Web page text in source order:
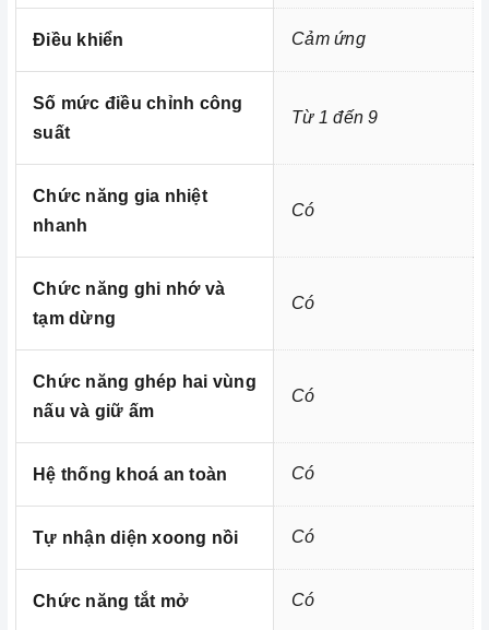
- Chức năng tự động tắt khi không sử dụng
- Chức năng cảnh báo đang nấu nồi không
- Chức năng cảnh báo nồi không phù hợp
=> Xem thêm: Một số tiện ích thông minh của bếp điện
hiện nay
Homebest Care
Trung tâm bảo trì - sửa chữa thiết bị nhà bếp
cao cấp tại Miền Nam
Điều khiển Cảm ứng
Số mức điều chỉnh công
suất
Từ 1 đến 9
Chức năng gia nhiệt
nhanh
Có
Chức năng ghi nhớ và
tạm dừng
Có
Chức năng ghép hai vùng
nấu và giữ ấm
Có
Hệ thống khoá an toàn Có
Tự nhận diện xoong nồi Có
Chức năng tắt mở Có